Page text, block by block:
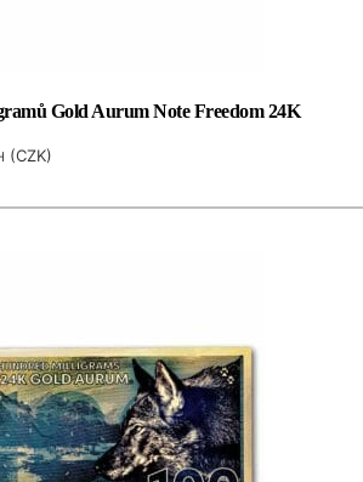
Gold Aurum Note Freedom 24K
(CZK)